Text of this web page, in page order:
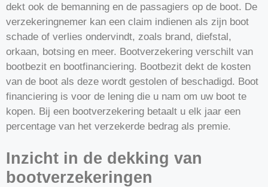
dekt ook de bemanning en de passagiers op de boot. De
verzekeringnemer kan een claim indienen als zijn boot
schade of verlies ondervindt, zoals brand, diefstal,
orkaan, botsing en meer. Bootverzekering verschilt van
bootbezit en bootfinanciering. Bootbezit dekt de kosten
van de boot als deze wordt gestolen of beschadigd. Boot
financiering is voor de lening die u nam om uw boot te
kopen. Bij een bootverzekering betaalt u elk jaar een
percentage van het verzekerde bedrag als premie.
Inzicht in de dekking van
bootverzekeringen